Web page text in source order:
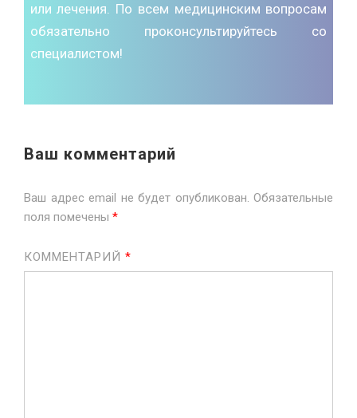
или лечения. По всем медицинским вопросам
обязательно проконсультируйтесь со
специалистом!
Ваш комментарий
Ваш адрес email не будет опубликован. Обязательные
поля помечены *
КОММЕНТАРИЙ *